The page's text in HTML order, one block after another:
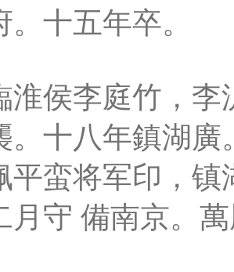
。十五年卒。
淮侯李庭竹，
。十八年鎮湖廣
平蛮将军印，镇
月守 備南京。